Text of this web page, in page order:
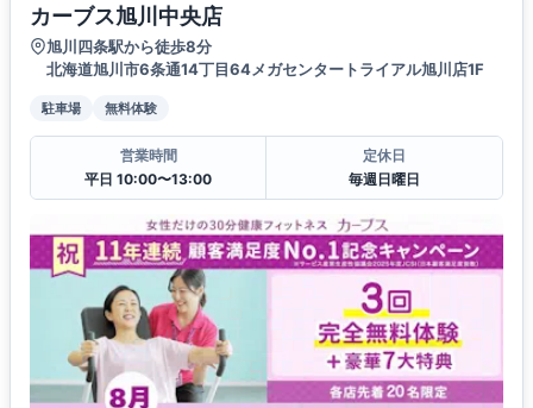
カーブス旭川中央店
旭川四条駅から徒歩8分
北海道旭川市6条通14丁目64メガセンタートライアル旭川店1F
駐車場 無料体験
営業時間
平日 10:00〜13:00
定休日
毎週日曜日